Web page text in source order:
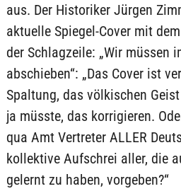
aus. Der Historiker Jürgen
aktuelle Spiegel-Cover mit
der Schlagzeile: „Wir müssen
abschieben“: „Das Cover ist
Spaltung, das völkischen
ja müsste, das korrigieren.
qua Amt Vertreter ALLER
kollektive Aufschrei aller, die
gelernt zu haben, vorgeben?“